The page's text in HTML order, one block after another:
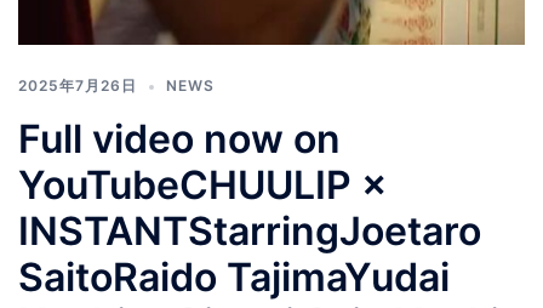
2025年7月26日 NEWS
Full video now on
YouTubeCHUULIP ×
INSTANTStarringJoetaro
SaitoRaido TajimaYudai